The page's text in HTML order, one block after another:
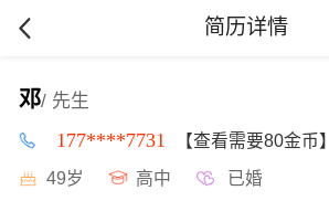
简历详情
邓/ 先生
177****7731 【查看需要80金币】
49岁 高中 已婚